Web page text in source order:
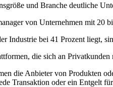
und Branche deutliche
von Unternehmen mit 20
Industrie bei 41 Prozent liegt,
die sich an
die Anbieter von Produkten
Transaktion oder ein Entgelt